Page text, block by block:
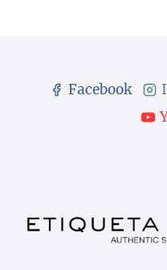
Facebook